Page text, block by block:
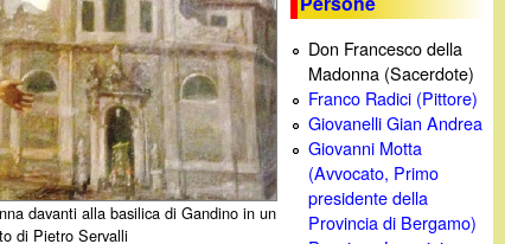
c
a
davanti alla basilica di Gandino in un
di Pietro Servalli
Don Francesco della
Madonna (Sacerdote)
Franco Radici (Pittore)
Giovanelli Gian Andrea
Giovanni Motta
(Avvocato, Primo
presidente della
Provincia di Bergamo)